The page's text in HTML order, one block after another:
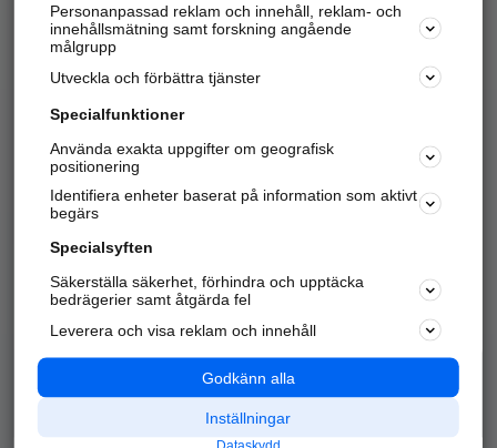
Hitta telefonnummer, adresser, företagsinfo mm.
Marknadsför företaget
Kom igång och annonsera mot
samarbetspartners nära dig.
Alla kategorier
Populära sökningar
API & Kartor
Annonsera
Integritet
Nödnummer
Personanpassad reklam och innehåll, reklam- och
innehållsmätning samt forskning angående
målgrupp
Utveckla och förbättra tjänster
Specialfunktioner
Använda exakta uppgifter om geografisk
positionering
Identifiera enheter baserat på information som aktivt
begärs
Specialsyften
Säkerställa säkerhet, förhindra och upptäcka
bedrägerier samt åtgärda fel
Leverera och visa reklam och innehåll
Godkänn alla
Inställningar
Dataskydd